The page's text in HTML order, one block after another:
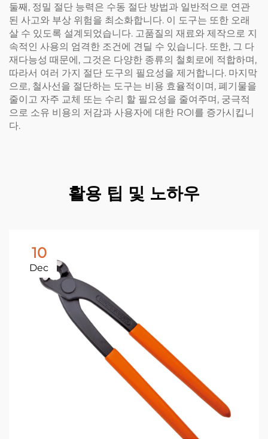
둘째, 정밀 절단 능력은 수동 절단 방법과 일반적으로 연관
된 사고와 부상 위험을 최소화합니다. 이 도구는 또한 오래
살 수 있도록 설계되었습니다. 고품질의 재료와 제작으로 지
속적인 사용의 엄격한 조건에 견딜 수 있습니다. 또한, 그 다
재다능성 때문에, 그것은 다양한 종류의 철회로에 적합하며,
따라서 여러 가지 절단 도구의 필요성을 제거합니다. 마지막
으로, 철사선을 절단하는 도구는 비용 효율적이며, 폐기물을
줄이고 자주 교체 또는 수리 할 필요성을 줄여주며, 궁극적
으로 소유 비용의 저감과 사용자에 대한 ROI를 증가시킵니
다.
활용 팁 및 노하우
10
Dec